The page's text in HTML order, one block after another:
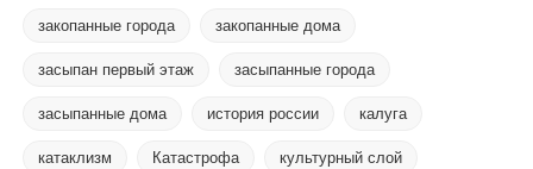
закопанные города закопанные дома
засыпан первый этаж засыпанные города
засыпанные дома история россии калуга
катаклизм Катастрофа культурный слой